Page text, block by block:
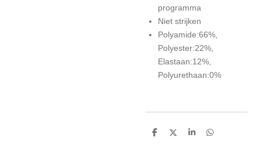
programma
Niet strijken
Polyamide:66%,
Polyester:22%,
Elastaan:12%,
Polyurethaan:0%
D
D
S
D